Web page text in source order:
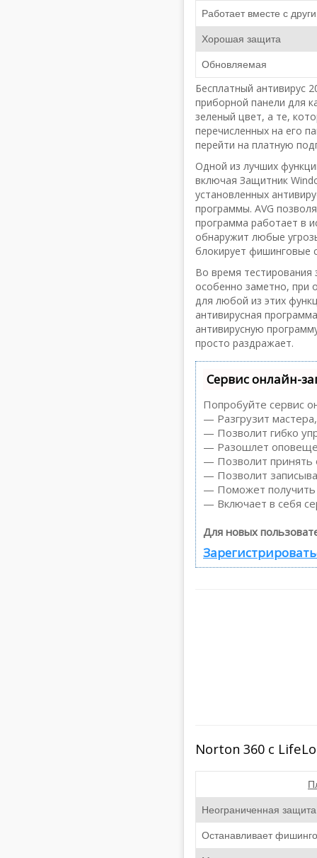
Работает вместе с
Хорошая защита
Обновляемая
Бесплатный антивирус
приборной панели для
зеленый цвет, а те,
перечисленных на его
перейти на платную
Одной из лучших
включая Защитник
установленных
программы. AVG
программа работает в
обнаружит любые
блокирует фишинговые
Во время
особенно заметно, при
для любой из этих
антивирусная
антивирусную
просто раздражает.
Сервис онлайн-
Попробуйте сервис
— Разгрузит
— Позволит гибко
— Разошлет
— Позволит принять
— Позволит
— Поможет получить
— Включает в себя
Для новых
Norton 360 с
Неограниченная защита
Останавливает